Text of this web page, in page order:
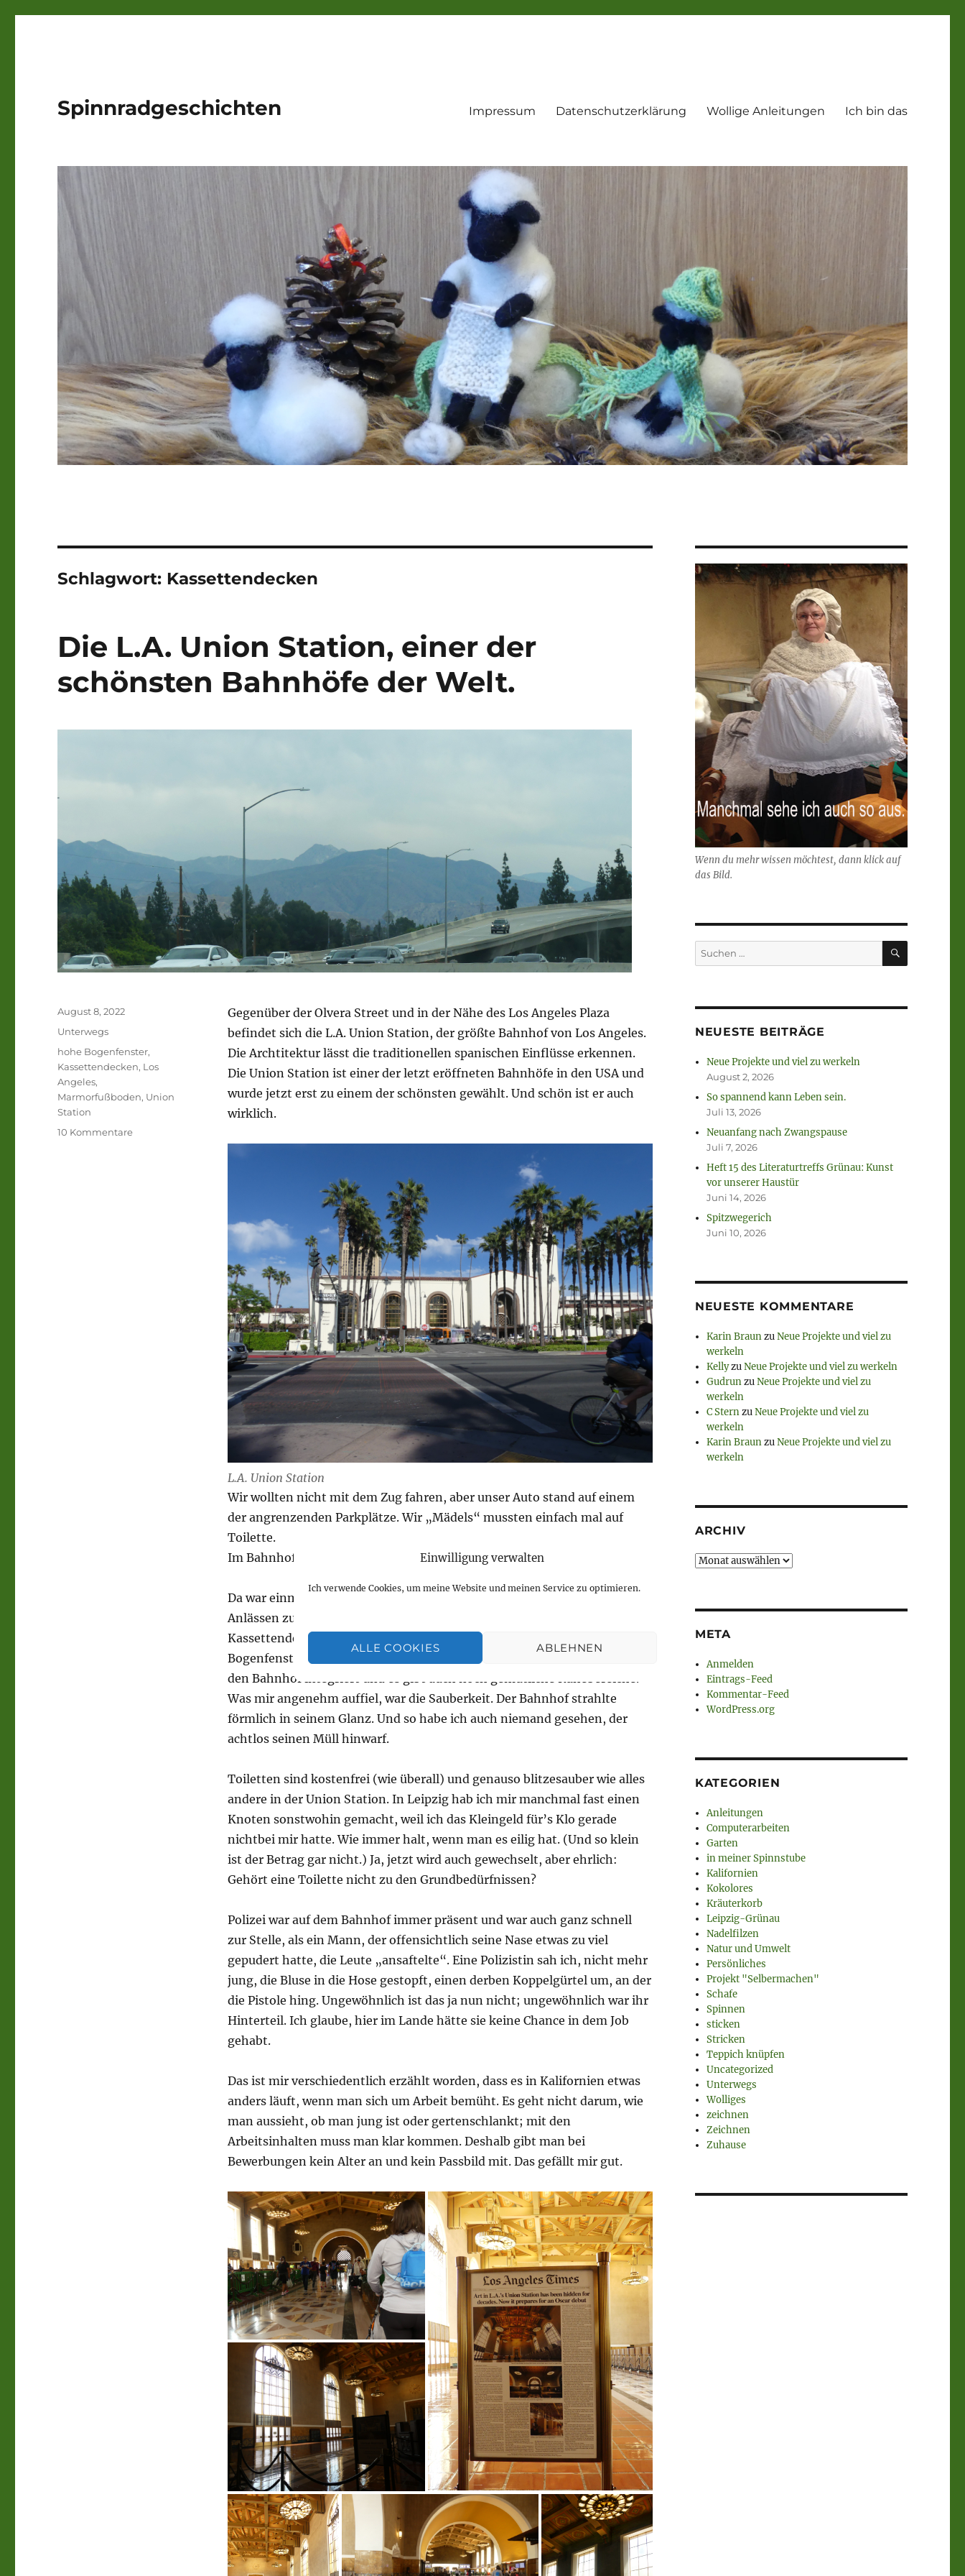
Einwilligung verwalten
Ich verwende Cookies, um meine Website und meinen Service zu optimieren.
ALLE COOKIES ABLEHNEN
Spinnradgeschichten Impressum Datenschutzerklärung Wollige Anleitungen Ich bin das
Schlagwort: Kassettendecken
Die L.A. Union Station, einer der
schönsten Bahnhöfe der Welt.
Gegenüber der Olvera Street und in der Nähe des Los Angeles Plaza
befindet sich die L.A. Union Station, der größte Bahnhof von Los Angeles.
Die Archtitektur lässt die traditionellen spanischen Einflüsse erkennen.
Die Union Station ist einer der letzt eröffneten Bahnhöfe in den USA und
wurde jetzt erst zu einem der schönsten gewählt. Und schön ist er auch
wirklich.
L.A. Union Station
Wir wollten nicht mit dem Zug fahren, aber unser Auto stand auf einem
der angrenzenden Parkplätze. Wir „Mädels“ mussten einfach mal auf
Toilette.
Im Bahnhof machte ich einige interessante Entdeckungen.
Da war einmal der wunderschöne Wartesaal, der nur noch zu besonderen
Anlässen zugänglich ist. Die Haupthalle des Bahnhofs mit ihrer
Kassettendecke, dem Marmorfussboden und seinen hohen
Bogenfenstern strahlt Ruhe und Gelassenheit aus. Läden sind stilvoll in
den Bahnhof integriert und es gibt auch noch gemütliche Ruhebereiche.
Was mir angenehm auffiel, war die Sauberkeit. Der Bahnhof strahlte
förmlich in seinem Glanz. Und so habe ich auch niemand gesehen, der
achtlos seinen Müll hinwarf.
Toiletten sind kostenfrei (wie überall) und genauso blitzesauber wie alles
andere in der Union Station. In Leipzig hab ich mir manchmal fast einen
Knoten sonstwohin gemacht, weil ich das Kleingeld für’s Klo gerade
nichtbei mir hatte. Wie immer halt, wenn man es eilig hat. (Und so klein
ist der Betrag gar nicht.) Ja, jetzt wird auch gewechselt, aber ehrlich:
Gehört eine Toilette nicht zu den Grundbedürfnissen?
Polizei war auf dem Bahnhof immer präsent und war auch ganz schnell
zur Stelle, als ein Mann, der offensichtlich seine Nase etwas zu viel
gepudert hatte, die Leute „ansaftelte“. Eine Polizistin sah ich, nicht mehr
jung, die Bluse in die Hose gestopft, einen derben Koppelgürtel um, an der
die Pistole hing. Ungewöhnlich ist das ja nun nicht; ungewöhnlich war ihr
Hinterteil. Ich glaube, hier im Lande hätte sie keine Chance in dem Job
gehabt.
Das ist mir verschiedentlich erzählt worden, dass es in Kalifornien etwas
anders läuft, wenn man sich um Arbeit bemüht. Es geht nicht darum, wie
man aussieht, ob man jung ist oder gertenschlankt; mit den
Arbeitsinhalten muss man klar kommen. Deshalb gibt man bei
Bewerbungen kein Alter an und kein Passbild mit. Das gefällt mir gut.
Veröffentlicht
am
August 8, 2022
Kategorien
Unterwegs
Schlagwörter
hohe Bogenfenster,
Kassettendecken, Los
Angeles,
Marmorfußboden, Union
Station
10 Kommentarezu
Wenn du mehr wissen möchtest, dann klick auf
das Bild.
Suchen
nach:
SUCHEN
NEUESTE BEITRÄGE
Neue Projekte und viel zu werkeln
August 2, 2026
So spannend kann Leben sein.
Juli 13, 2026
Neuanfang nach Zwangspause
Juli 7, 2026
Heft 15 des Literaturtreffs Grünau: Kunst
vor unserer Haustür
Juni 14, 2026
Spitzwegerich
Juni 10, 2026
NEUESTE KOMMENTARE
Karin BraunzuNeue Projekte und viel zu
werkeln
KellyzuNeue Projekte und viel zu werkeln
GudrunzuNeue Projekte und viel zu
werkeln
C SternzuNeue Projekte und viel zu
werkeln
Karin BraunzuNeue Projekte und viel zu
werkeln
ARCHIV
Archiv
META
Anmelden
Eintrags-Feed
Kommentar-Feed
WordPress.org
KATEGORIEN
Anleitungen
Computerarbeiten
Garten
in meiner Spinnstube
Kalifornien
Kokolores
Kräuterkorb
Leipzig-Grünau
Nadelfilzen
Natur und Umwelt
Persönliches
Projekt "Selbermachen"
Schafe
Spinnen
sticken
Stricken
Teppich knüpfen
Uncategorized
Unterwegs
Wolliges
zeichnen
Zeichnen
Zuhause